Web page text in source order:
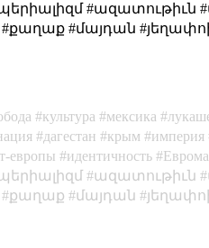
#ազատութիւն
#քաղաք #մայդան
культура мексика
дагестан крым империя
европы идентичность
ազատութիւն
քաղաք մայդան